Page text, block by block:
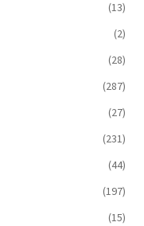
(13)
(2)
(28)
(287)
(27)
(231)
(44)
(197)
(15)